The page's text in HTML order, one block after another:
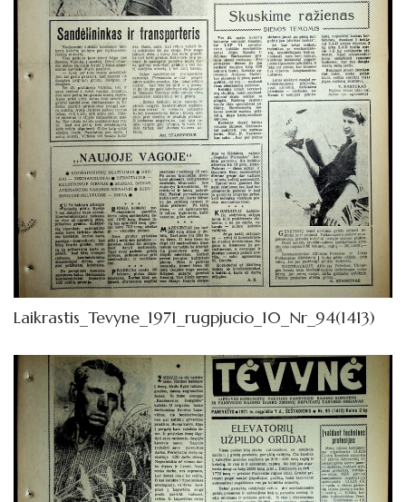
Laikrastis_Tevyne_1971_rugpjucio_10_Nr_94(1413)